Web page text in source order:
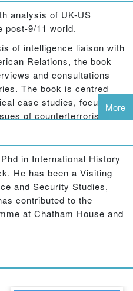
analysis of UK-US
post-9/11 world.
of intelligence liaison with
Relations, the book
and consultations
The book is centred
case studies, focusing on
of counterterrorism and
counter-proliferation.
insights into a
11, the 7/7 London
network, the prelude to
rendition and special
over 60 interviews
prominent decision-
issues are examined in
to students of
security studies and
More
in International History
He has been a Visiting
and Security Studies,
contributed to the
at Chatham House and